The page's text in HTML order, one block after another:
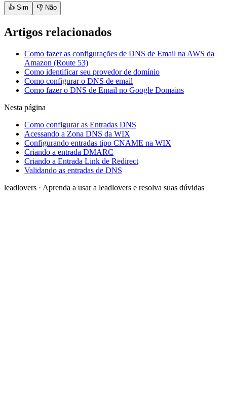
👍 Sim 👎 Não
Artigos relacionados
Como fazer as configurações de DNS de Email na AWS da
Amazon (Route 53)
Como identificar seu provedor de domínio
Como configurar o DNS de email
Como fazer o DNS de Email no Google Domains
Nesta página
Como configurar as Entradas DNS
Acessando a Zona DNS da WIX
Configurando entradas tipo CNAME na WIX
Criando a entrada DMARC
Criando a Entrada Link de Redirect
Validando as entradas de DNS
leadlovers · Aprenda a usar a leadlovers e resolva suas dúvidas